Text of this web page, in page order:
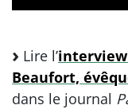
Lire l’interview
Beaufort,
dans le journal